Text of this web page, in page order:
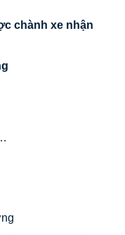
chành xe nhận